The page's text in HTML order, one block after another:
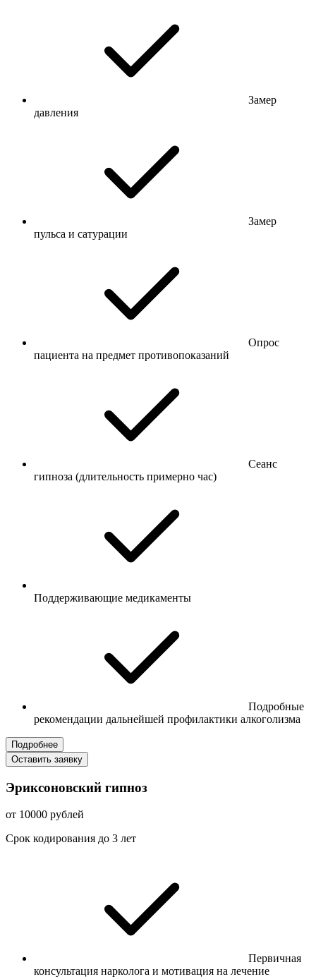
Замер
давления
Замер
пульса и сатурации
Опрос
пациента на предмет противопоказаний
Сеанс
гипноза (длительность примерно час)
Поддерживающие медикаменты
Подробные
рекомендации дальнейшей профилактики алкоголизма
Подробнее
Оставить заявку
Эриксоновский гипноз
от 10000 рублей
Срок кодирования до 3 лет
Первичная
консультация нарколога и мотивация на лечение